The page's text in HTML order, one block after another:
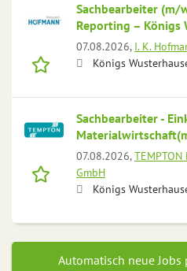
Sachbearbeiter (m/
Reporting – Königs
07.08.2026, I. K.
Königs
Sachbearbeiter -
07.08.2026,
GmbH
Königs
Automatisch neue